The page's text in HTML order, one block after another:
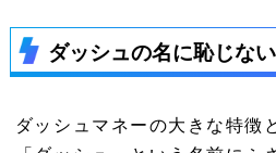
ダッシュの名に恥じな
ダッシュマネーの大きな特徴